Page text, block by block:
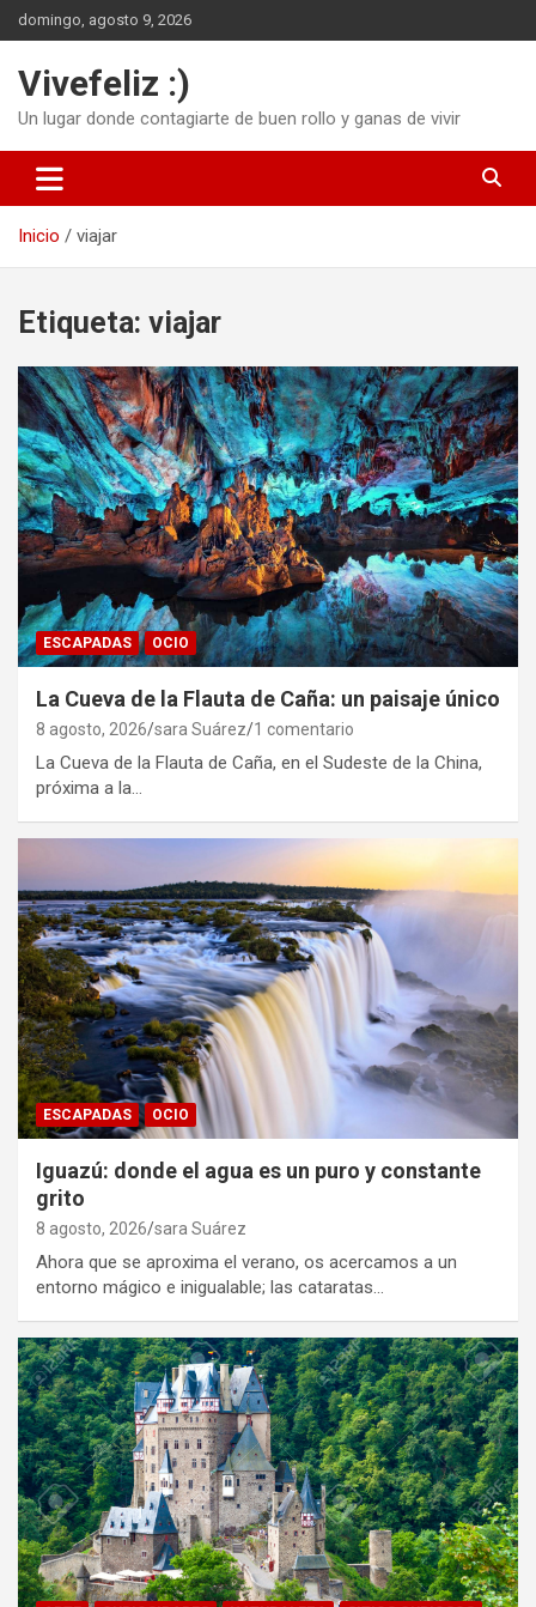
Saltar
al
domingo, agosto 9, 2026
Vivefeliz :)
Un lugar donde contagiarte de buen rollo y ganas de vivir
Inicio viajar
Etiqueta: viajar
ESCAPADAS OCIO
La Cueva de la Flauta de Caña: un paisaje único
8 agosto, 2026 sara Suárez 1 comentario
La Cueva de la Flauta de Caña, en el Sudeste de la China,
próxima a la…
ESCAPADAS OCIO
Iguazú: donde el agua es un puro y constante
grito
8 agosto, 2026 sara Suárez
Ahora que se aproxima el verano, os acercamos a un
entorno mágico e inigualable; las cataratas…